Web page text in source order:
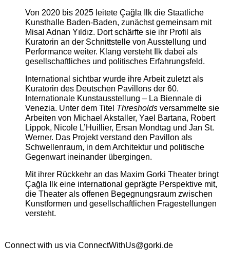
Von 2020 bis 2025 leitete Çağla Ilk die Staatliche
Kunsthalle Baden-Baden, zunächst gemeinsam mit
Misal Adnan Yıldız. Dort schärfte sie ihr Profil als
Kuratorin an der Schnittstelle von Ausstellung und
Performance weiter. Klang versteht Ilk dabei als
gesellschaftliches und politisches Erfahrungsfeld.
International sichtbar wurde ihre Arbeit zuletzt als
Kuratorin des Deutschen Pavillons der 60.
Internationale Kunstausstellung – La Biennale di
Venezia. Unter dem Titel Thresholdsversammelte sie
Arbeiten von Michael Akstaller, Yael Bartana, Robert
Lippok, Nicole L’Huillier, Ersan Mondtag und Jan St.
Werner. Das Projekt verstand den Pavillon als
Schwellenraum, in dem Architektur und politische
Gegenwart ineinander übergingen.
Mit ihrer Rückkehr an das Maxim Gorki Theater bringt
Çağla Ilk eine international geprägte Perspektive mit,
die Theater als offenen Begegnungsraum zwischen
Kunstformen und gesellschaftlichen Fragestellungen
versteht.
Connect with us via ConnectWithUs@gorki.de